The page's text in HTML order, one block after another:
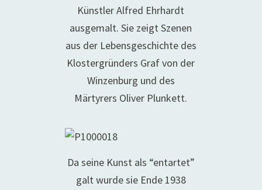
Künstler Alfred Ehrhardt
ausgemalt. Sie zeigt Szenen
aus der Lebensgeschichte des
Klostergründers Graf von der
Winzenburg und des
Märtyrers Oliver Plunkett.
Da seine Kunst als “entartet”
galt wurde sie Ende 1938